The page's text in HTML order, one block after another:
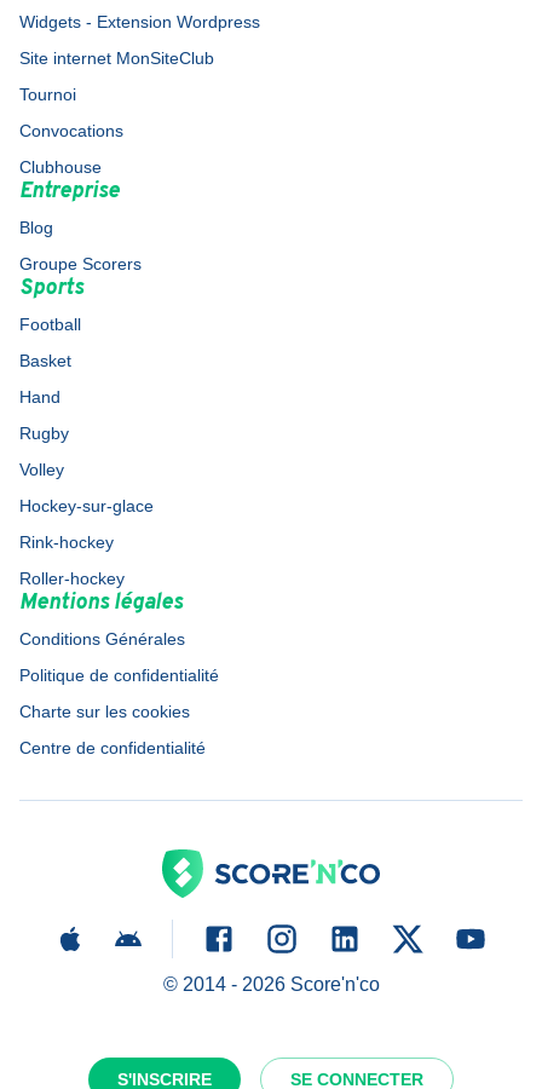
S'INSCRIRE SE CONNECTER
Widgets - Extension Wordpress
Site internet MonSiteClub
Tournoi
Convocations
Clubhouse
Entreprise
Blog
Groupe Scorers
Sports
Football
Basket
Hand
Rugby
Volley
Hockey-sur-glace
Rink-hockey
Roller-hockey
Mentions légales
Conditions Générales
Politique de confidentialité
Charte sur les cookies
Centre de confidentialité
© 2014 - 2026Score'n'co